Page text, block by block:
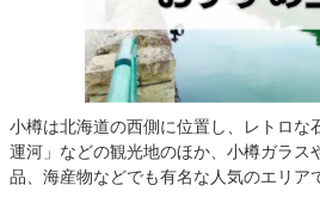
小樽は北海道の西側に位置し、レトロな
運河」などの観光地のほか、小樽ガラス
品、海産物などでも有名な人気のエリア